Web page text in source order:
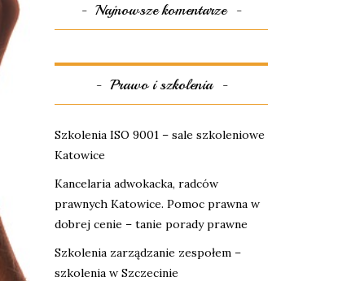
Najnowsze komentarze
Prawo i szkolenia
Szkolenia ISO 9001 – sale szkoleniowe
Katowice
Kancelaria adwokacka, radców
prawnych Katowice. Pomoc prawna w
dobrej cenie – tanie porady prawne
Szkolenia zarządzanie zespołem –
szkolenia w Szczecinie